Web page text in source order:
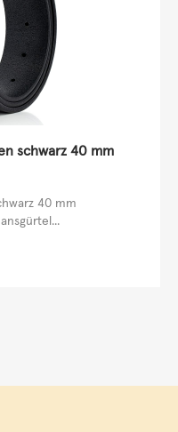
schwarz 40 mm
40 mm